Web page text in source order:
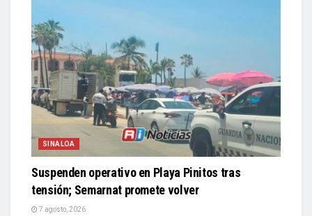
SINALOA
Suspenden operativo en Playa Pinitos tras
tensión; Semarnat promete volver
7 agosto, 2026